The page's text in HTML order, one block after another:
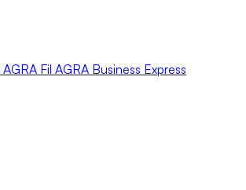
AGRA Fil AGRA Business Express